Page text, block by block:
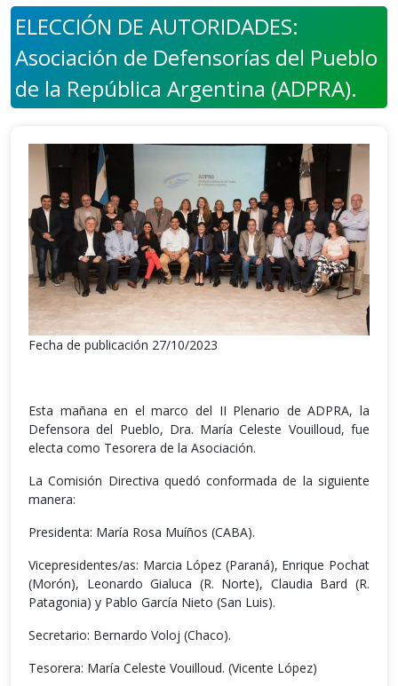
ELECCIÓN DE AUTORIDADES:
Asociación de Defensorías del Pueblo
de la República Argentina (ADPRA).
Fecha de publicación 27/10/2023
Esta mañana en el marco del II Plenario de ADPRA, la
Defensora del Pueblo, Dra. María Celeste Vouilloud, fue
electa como Tesorera de la Asociación.
La Comisión Directiva quedó conformada de la siguiente
manera:
Presidenta: María Rosa Muíños (CABA).
Vicepresidentes/as: Marcia López (Paraná), Enrique Pochat
(Morón), Leonardo Gialuca (R. Norte), Claudia Bard (R.
Patagonia) y Pablo García Nieto (San Luis).
Secretario: Bernardo Voloj (Chaco).
Tesorera: María Celeste Vouilloud. (Vicente López)